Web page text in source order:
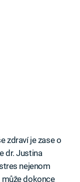
zdraví je zase o
dr. Justina
nejenom
může dokonce